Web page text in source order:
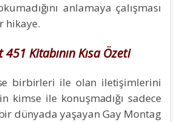
anlamaya çalışması
hikaye.
Kitabının Kısa Özeti
birbirleri ile olan iletişimlerini
kimse ile konuşmadığı sadece
dünyada yaşayan Gay Montag